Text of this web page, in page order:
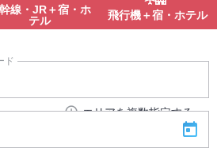
線・JR＋宿・ホ
テル
飛行機＋宿・ホテル
ド
add_circle_outline エリアを複数指定する
today